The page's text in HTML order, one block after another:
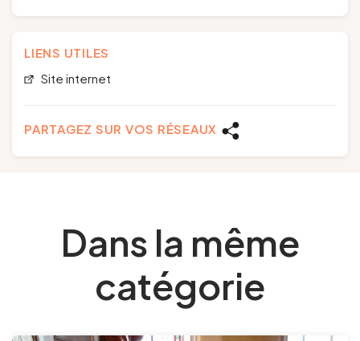
LIENS UTILES
Site internet
PARTAGEZ SUR VOS RÉSEAUX
Dans la même
catégorie